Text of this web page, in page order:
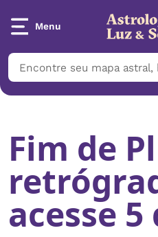
Menu
Início/Notícias/Fim de Plutão
Fim de
acesse 5